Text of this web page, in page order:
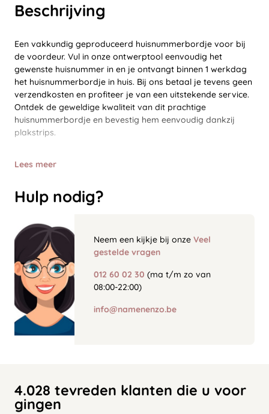
Beschrijving
Een vakkundig geproduceerd huisnummerbordje voor bij
de voordeur. Vul in onze ontwerptool eenvoudig het
gewenste huisnummer in en je ontvangt binnen 1 werkdag
het huisnummerbordje in huis. Bij ons betaal je tevens geen
verzendkosten en profiteer je van een uitstekende service.
Ontdek de geweldige kwaliteit van dit prachtige
huisnummerbordje en bevestig hem eenvoudig dankzij
plakstrips.
Lees meer
Hulp nodig?
Neem een kijkje bij onze Veel
gestelde vragen
012 60 02 30 (ma t/m zo van
08:00-22:00)
info@namenenzo.be
4.028 tevreden klanten die u voor
gingen